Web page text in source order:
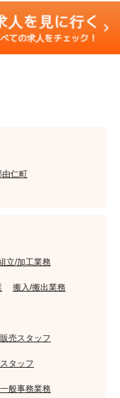
由仁町
立/加工業務
搬入/搬出業務
販売スタッフ
タッフ
一般事務業務